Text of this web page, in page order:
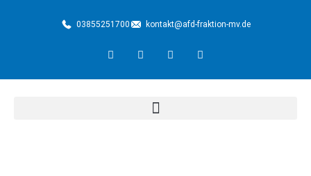
03855251700 kontakt@afd-fraktion-mv.de